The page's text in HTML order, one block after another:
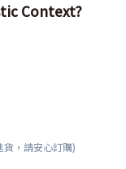
Context?
，請安心訂購)